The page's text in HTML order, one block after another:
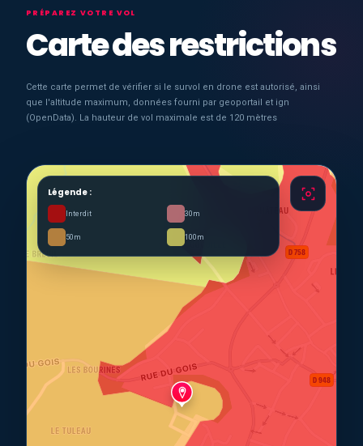
PRÉPAREZ VOTRE VOL
Carte des restrictions
Cette carte permet de vérifier si le survol en drone est autorisé, ainsi
que l'altitude maximum, données fourni par geoportail et ign
(OpenData). La hauteur de vol maximale est de 120 mètres
Légende :
Interdit 30m
50m 100m